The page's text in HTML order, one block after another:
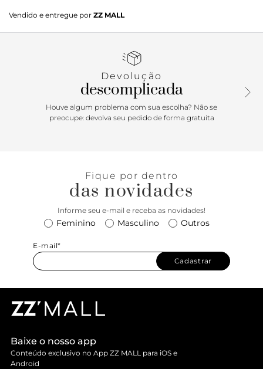
hobo aparece em um tom de verde trendy e ganha ainda
mais personalidade com sua alça de mão de corrente.
Vendido e entregue por ZZ MALL
Devolução
descomplicada
Houve algum problema com sua escolha? Não se
preocupe: devolva seu pedido de forma gratuita
Fique por dentro
das novidades
Informe seu e-mail e receba as novidades!
Feminino Masculino Outros
E-mail*
Cadastrar
Baixe o nosso app
Conteúdo exclusivo no App ZZ MALL para iOS e
Android